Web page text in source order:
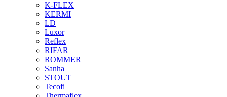
K-FLEX
KERMI
LD
Luxor
Reflex
RIFAR
ROMMER
Sanha
STOUT
Tecofi